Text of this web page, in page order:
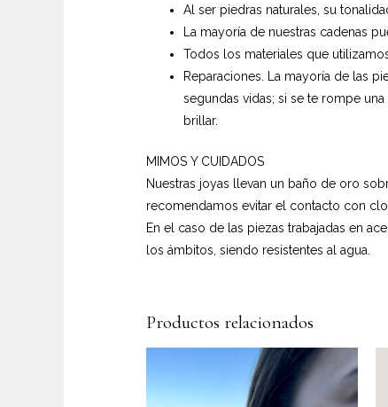
Al ser piedras naturales, su
La mayoría de nuestras cadenas
Todos los materiales que
Reparaciones. La mayoría de las
segundas vidas; si se te rompe
brillar.
MIMOS Y CUIDADOS
Nuestras joyas llevan un baño de oro
recomendamos evitar el contacto con
En el caso de las piezas trabajadas en
los ámbitos, siendo resistentes al agua.
Productos relacionados